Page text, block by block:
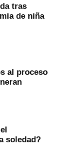
tras
de niña
al proceso
soledad?